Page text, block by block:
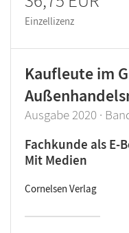
Einzellizenz
Kaufleute im
Ausgabe 2020 ·
Fachkunde als E-
Mit Medien
Cornelsen Verlag